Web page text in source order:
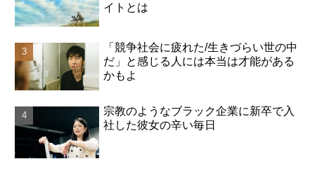
イトとは
「競争社会に疲れた/生きづらい世の中
だ」と感じる人には本当は才能がある
かもよ
宗教のようなブラック企業に新卒で入
社した彼女の辛い毎日